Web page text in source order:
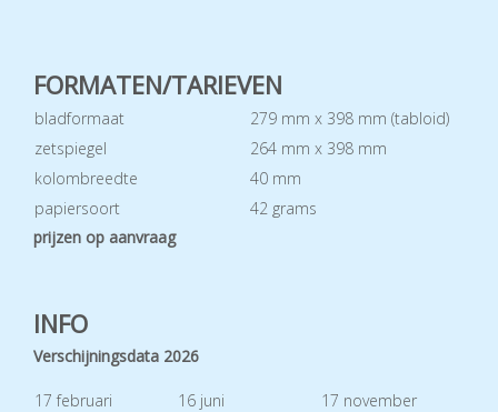
FORMATEN/TARIEVEN
bladformaat
279 mm x 398 mm (tabloid)
zetspiegel
264 mm x 398 mm
kolombreedte
40 mm
papiersoort
42 grams
prijzen op aanvraag
INFO
Verschijningsdata 2026
17 februari 16 juni
17 november